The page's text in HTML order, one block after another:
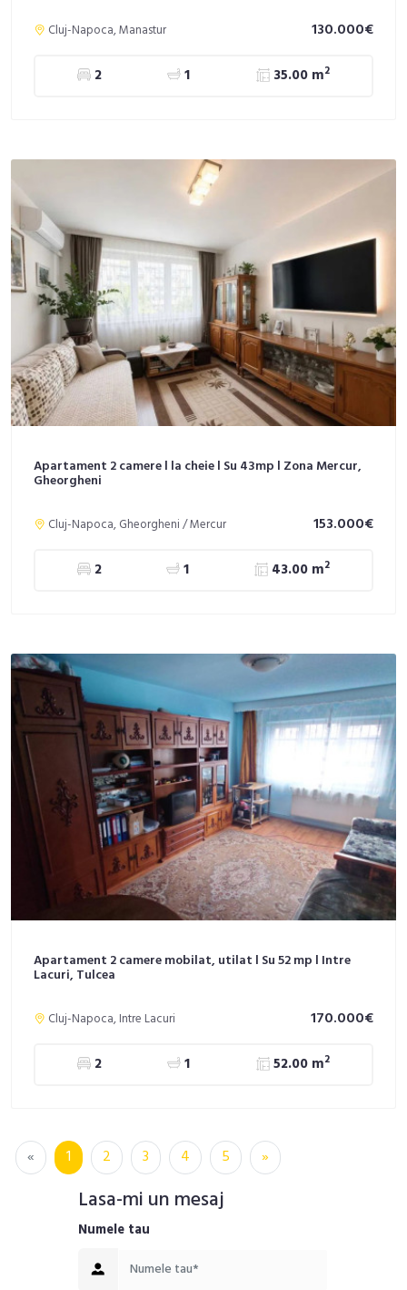
Cluj-Napoca, Manastur 130.000€
2 1 35.00 m2
Apartament 2 camere l la cheie l Su 43mp l Zona Mercur,
Gheorgheni
Cluj-Napoca, Gheorgheni / Mercur 153.000€
2 1 43.00 m2
Apartament 2 camere mobilat, utilat l Su 52 mp l Intre
Lacuri, Tulcea
Cluj-Napoca, Intre Lacuri 170.000€
2 1 52.00 m2
« 1 2 3 4 5 »
Lasa-mi un mesaj
Numele tau